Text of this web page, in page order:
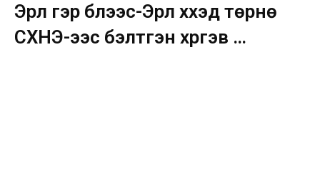
Эрүүл гэр бүлээс-Эрүүл хүүхэд төрнө
СХНЭ-ээс бэлтгэн хүргэв …